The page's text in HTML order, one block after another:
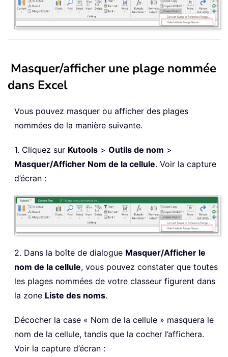
Masquer/afficher une plage nommée
dans Excel
Vous pouvez masquer ou afficher des plages
nommées de la manière suivante.
1. Cliquez sur Kutools > Outils de nom >
Masquer/Afficher Nom de la cellule. Voir la capture
d’écran :
2. Dans la boîte de dialogue Masquer/Afficher le
nom de la cellule, vous pouvez constater que toutes
les plages nommées de votre classeur figurent dans
la zone Liste des noms.
Décocher la case « Nom de la cellule » masquera le
nom de la cellule, tandis que la cocher l’affichera.
Voir la capture d’écran :